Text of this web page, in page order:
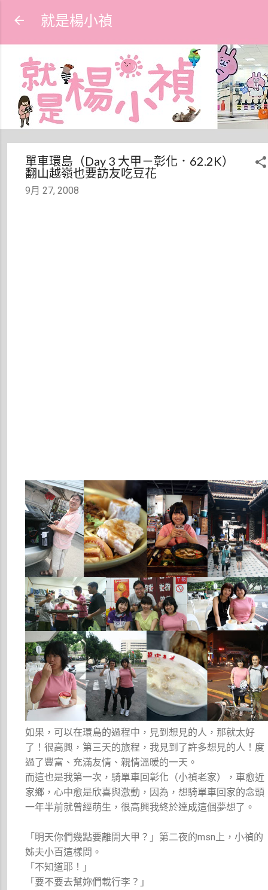
就是楊小禎
單車環島（Day 3 大甲－彰化．62.2K）
翻山越嶺也要訪友吃豆花
9月 27, 2008
如果，可以在環島的過程中，見到想見的人，那就太好
了！很高興，第三天的旅程，我見到了許多想見的人！度
過了豐富、充滿友情、親情溫暖的一天。
而這也是我第一次，騎單車回彰化（小禎老家），車愈近
家鄉，心中愈是欣喜與激動，因為，想騎單車回家的念頭
一年半前就曾經萌生，很高興我終於達成這個夢想了。
「明天你們幾點要離開大甲？」第二夜的msn上，小禎的
姊夫小百這樣問。
「不知道耶！」
「要不要去幫妳們載行李？」